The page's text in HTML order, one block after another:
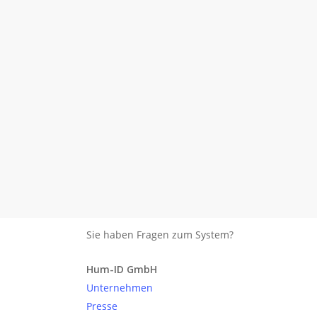
Sie haben Fragen zum System?
Hum-ID GmbH
Unternehmen
Presse